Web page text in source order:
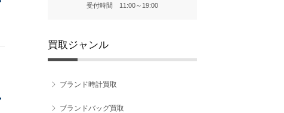
受付時間 11:00～19:00
買取ジャンル
ブランド時計買取
ブランドバッグ買取